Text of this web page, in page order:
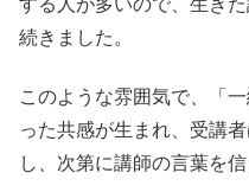
続きました。
このような雰囲気で、「
った共感が生まれ、受講
し、次第に講師の言葉を